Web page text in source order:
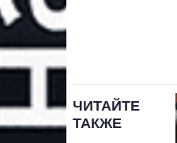
ЧИТАЙТЕ
ТАКЖЕ